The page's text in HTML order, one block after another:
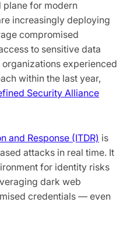
plane for modern
increasingly deploying
compromised
to sensitive data
experienced
within the last year,
Security Alliance
and Response (ITDR) is
attacks in real time. It
for identity risks
dark web
credentials — even